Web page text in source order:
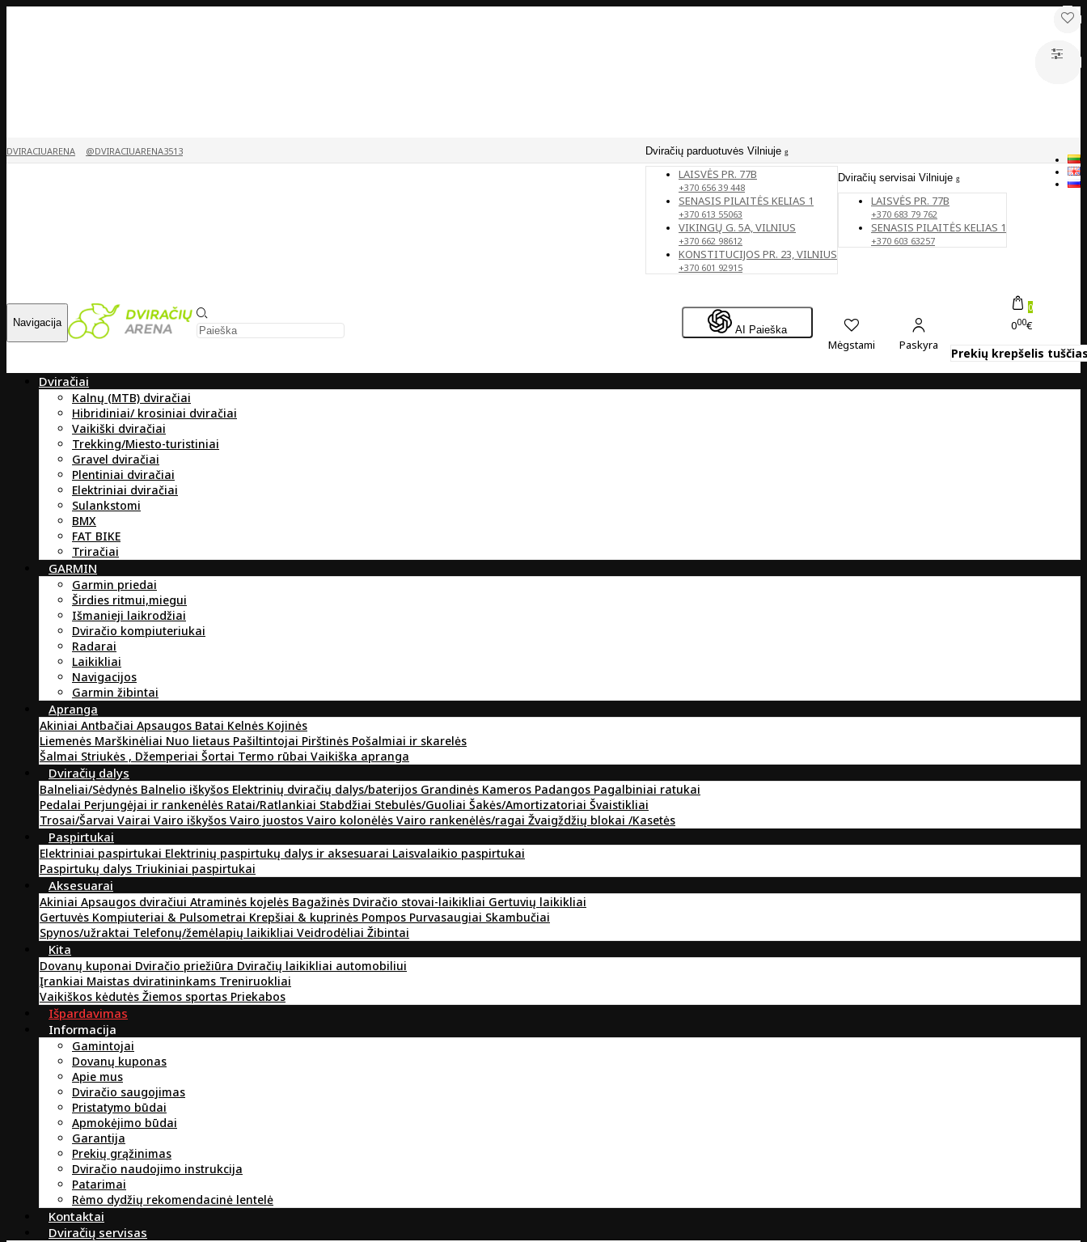
Dviračių parduotuvės Vilniuje
LAISVĖS PR. 77B
+370 656 39 448
SENASIS PILAITĖS KELIAS 1
+370 613 55063
VIKINGŲ G. 5A, VILNIUS
+370 662 98612
KONSTITUCIJOS PR. 23, VILNIUS
+370 601 92915
Dviračių servisai Vilniuje
LAISVĖS PR. 77B
+370 683 79 762
SENASIS PILAITĖS KELIAS 1
+370 603 63257
DVIRACIUARENA @DVIRACIUARENA3513
Navigacija
AI Paieška
Mėgstami Paskyra
0
000€
Prekių krepšelis
Dviračiai
Kalnų (MTB) dviračiai
Hibridiniai/ krosiniai dviračiai
Vaikiški dviračiai
Trekking/Miesto-turistiniai
Gravel dviračiai
Plentiniai dviračiai
Elektriniai dviračiai
Sulankstomi
BMX
FAT BIKE
Triračiai
GARMIN
Garmin priedai
Širdies ritmui,miegui
Išmanieji laikrodžiai
Dviračio kompiuteriukai
Radarai
Laikikliai
Navigacijos
Garmin žibintai
Apranga
Akiniai Antbačiai Apsaugos Batai Kelnės Kojinės
Liemenės Marškinėliai Nuo lietaus Pašiltintojai Pirštinės Pošalmiai ir skarelės
Šalmai Striukės , Džemperiai Šortai Termo rūbai Vaikiška apranga
Dviračių dalys
Balneliai/Sėdynės Balnelio iškyšos Elektrinių dviračių dalys/baterijos Grandinės Kameros Padangos Pagalbiniai ratukai
Pedalai Perjungėjai ir rankenėlės Ratai/Ratlankiai Stabdžiai Stebulės/Guoliai Šakės/Amortizatoriai Švaistikliai
Trosai/Šarvai Vairai Vairo iškyšos Vairo juostos Vairo kolonėlės Vairo rankenėlės/ragai Žvaigždžių blokai /Kasetės
Paspirtukai
Elektriniai paspirtukai Elektrinių paspirtukų dalys ir aksesuarai Laisvalaikio paspirtukai
Paspirtukų dalys Triukiniai paspirtukai
Aksesuarai
Akiniai Apsaugos dviračiui Atraminės kojelės Bagažinės Dviračio stovai-laikikliai Gertuvių laikikliai
Gertuvės Kompiuteriai & Pulsometrai Krepšiai & kuprinės Pompos Purvasaugiai Skambučiai
Spynos/užraktai Telefonų/žemėlapių laikikliai Veidrodėliai Žibintai
Kita
Dovanų kuponai Dviračio priežiūra Dviračių laikikliai automobiliui
Įrankiai Maistas dviratininkams Treniruokliai
Vaikiškos kėdutės Žiemos sportas Priekabos
Išpardavimas
Informacija
Gamintojai
Dovanų kuponas
Apie mus
Dviračio saugojimas
Pristatymo būdai
Apmokėjimo būdai
Garantija
Prekių grąžinimas
Dviračio naudojimo instrukcija
Patarimai
Rėmo dydžių rekomendacinė lentelė
Kontaktai
Dviračių servisas